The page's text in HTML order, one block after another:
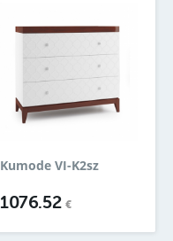
Kumode VI-K2sz
1076.52 €